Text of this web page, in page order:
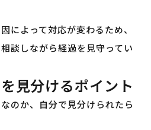
によって対応が変わるため、
談しながら経過を見守ってい
見分けるポイント
のか、自分で見分けられたら